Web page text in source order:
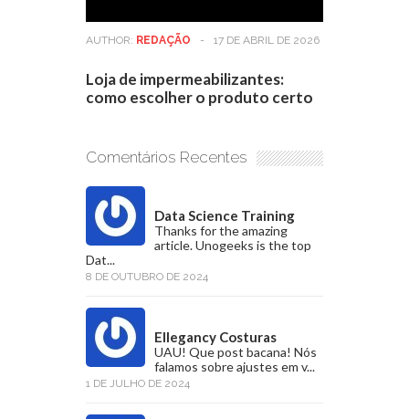
AUTHOR: REDAÇÃO - 17 DE ABRIL DE 2026
Loja de impermeabilizantes:
como escolher o produto certo
Comentários Recentes
Data Science Training
Thanks for the amazing
article. Unogeeks is the top
Dat...
8 DE OUTUBRO DE 2024
Ellegancy Costuras
UAU! Que post bacana! Nós
falamos sobre ajustes em v...
1 DE JULHO DE 2024